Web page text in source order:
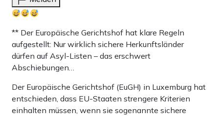
** Der Europäische Gerichtshof hat klare Regeln
aufgestellt: Nur wirklich sichere Herkunftsländer
dürfen auf Asyl-Listen – das erschwert
Abschiebungen…
Der Europäische Gerichtshof (EuGH) in Luxemburg hat
entschieden, dass EU-Staaten strengere Kriterien
einhalten müssen, wenn sie sogenannte sichere